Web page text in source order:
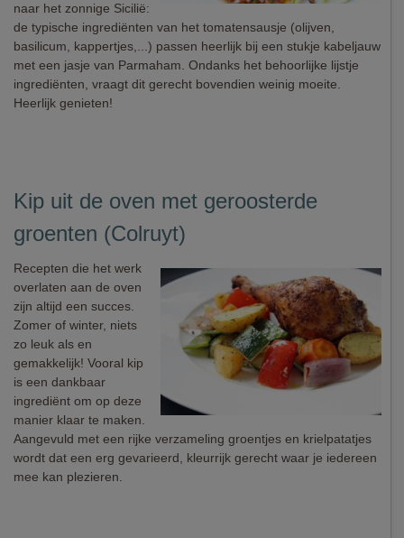
naar het zonnige Sicilië:
de typische ingrediënten van het tomatensausje (olijven,
basilicum, kappertjes,...) passen heerlijk bij een stukje kabeljauw
met een jasje van Parmaham. Ondanks het behoorlijke lijstje
ingrediënten, vraagt dit gerecht bovendien weinig moeite.
Heerlijk genieten!
Kip uit de oven met geroosterde
groenten (Colruyt)
Recepten die het werk
overlaten aan de oven
zijn altijd een succes.
Zomer of winter, niets
zo leuk als en
gemakkelijk! Vooral kip
is een dankbaar
ingrediënt om op deze
manier klaar te maken.
Aangevuld met een rijke verzameling groentjes en krielpatatjes
wordt dat een erg gevarieerd, kleurrijk gerecht waar je iedereen
mee kan plezieren.